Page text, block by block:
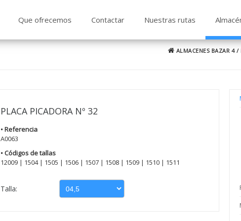
Que ofrecemos Contactar Nuestras rutas
ALMACENES BAZAR 4/
PLACA PICADORA Nº 32
• Referencia
A0063
• Códigos de tallas
12009 | 1504 | 1505 | 1506 | 1507 | 1508 | 1509 | 1510 | 1511
Talla: